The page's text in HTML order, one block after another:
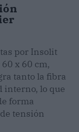
por Insolit
x 60 cm,
tanto la fibra
interno, lo que
forma
tensión